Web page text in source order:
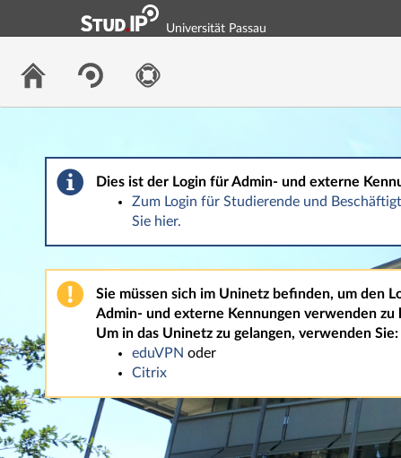
Universität Passau
Dies ist der Login für Admin- und externe
Zum Login für Studierende und
Sie hier.
Sie müssen sich im Uninetz befinden, um den
Admin- und externe Kennungen verwenden zu
Um in das Uninetz zu gelangen, verwenden Sie:
eduVPN oder
Citrix